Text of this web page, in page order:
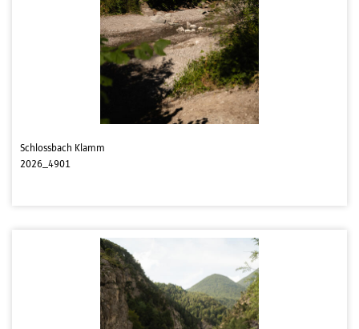
Schlossbach Klamm
2026_4901